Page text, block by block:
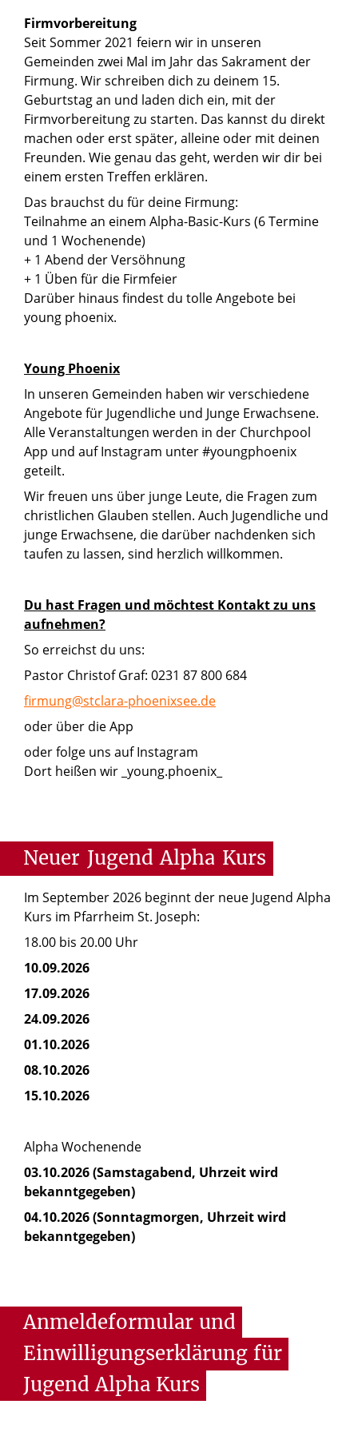
Firmvorbereitung
Seit Sommer 2021 feiern wir in unseren
Gemeinden zwei Mal im Jahr das Sakrament der
Firmung. Wir schreiben dich zu deinem 15.
Geburtstag an und laden dich ein, mit der
Firmvorbereitung zu starten. Das kannst du direkt
machen oder erst später, alleine oder mit deinen
Freunden. Wie genau das geht, werden wir dir bei
einem ersten Treffen erklären.
Das brauchst du für deine Firmung:
Teilnahme an einem Alpha-Basic-Kurs (6 Termine
und 1 Wochenende)
+ 1 Abend der Versöhnung
+ 1 Üben für die Firmfeier
Darüber hinaus findest du tolle Angebote bei
young phoenix.
Young Phoenix
In unseren Gemeinden haben wir verschiedene
Angebote für Jugendliche und Junge Erwachsene.
Alle Veranstaltungen werden in der Churchpool
App und auf Instagram unter #youngphoenix
geteilt.
Wir freuen uns über junge Leute, die Fragen zum
christlichen Glauben stellen. Auch Jugendliche und
junge Erwachsene, die darüber nachdenken sich
taufen zu lassen, sind herzlich willkommen.
Du hast Fragen und möchtest Kontakt zu uns
aufnehmen?
So erreichst du uns:
Pastor Christof Graf: 0231 87 800 684
firmung@stclara-phoenixsee.de
oder über die App
oder folge uns auf Instagram
Dort heißen wir _young.phoenix_
Neuer Jugend Alpha Kurs
Im September 2026 beginnt der neue Jugend Alpha
Kurs im Pfarrheim St. Joseph:
18.00 bis 20.00 Uhr
10.09.2026
17.09.2026
24.09.2026
01.10.2026
08.10.2026
15.10.2026
Alpha Wochenende
03.10.2026 (Samstagabend, Uhrzeit wird
bekanntgegeben)
04.10.2026 (Sonntagmorgen, Uhrzeit wird
bekanntgegeben)
Anmeldeformular und
Einwilligungserklärung für
Jugend Alpha Kurs